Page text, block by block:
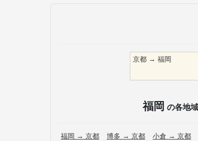
京都 →福岡
福岡 の各地
福岡 → 京都 博多 → 京都 小倉 → 京都